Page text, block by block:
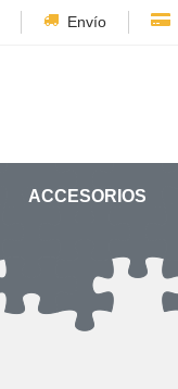
Envío
ACCESORIOS